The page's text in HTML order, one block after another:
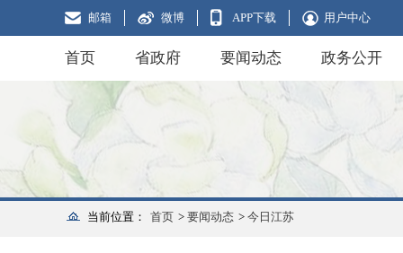
邮箱 微博 APP下载 用户中心
首页 省政府 要闻动态 政务公开
当前位置： 首页 > 要闻动态 > 今日江苏